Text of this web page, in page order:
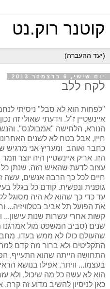
קוטנר רוק.נט
יום שישי, 6 בדצמבר 2013
לקח ללב
"לפחות הוא לא סבל" ניסיתי
איינשטיין ז"ל. וידעתי שאולי זה
הנורא, הלחישה "אמבולנס",
חייו, אבל בטח לא לשנים
כחבר ואוהב ומעריץ אני מרגיש
הזו. אריק איינשטיין היה יוצר
עצוב לדעת שהאיש הזה, שנתן
חיים לכל כך הרבה אנשים,
גופנית ונפשית. קודם כל בגלל
עד כדי כך שהוא לא היה מסוגל
את הפועל תל אביב בטלוויזיה...
קשות אחרי עשרות שנות עישון...
שנים (סביב המשפט מול
שהעולם כולו לא ממש בעדו,
התקליטים ולא ברור מה קדם
התחושה הייתה שהוא התעייף,
בעצמו... וויתר. אפילו בנושא
הוא לא עשה כל מה שיכול, ולא
כאן לניסיון להשיב מדוע זה